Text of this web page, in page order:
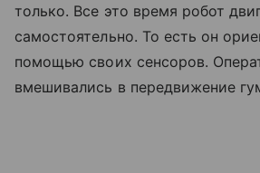
только. Все это время робот
самостоятельно. То есть он
помощью своих сенсоров.
вмешивались в передвижение